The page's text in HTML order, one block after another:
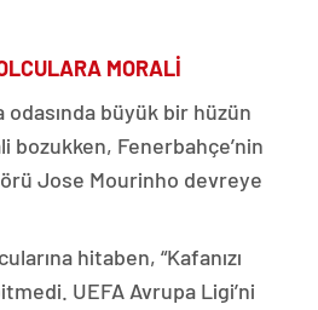
MORALİ
büyük bir hüzün
bozukken, Fenerbahçe’nin
Jose Mourinho devreye
hitaben, “Kafanızı
UEFA Avrupa Ligi’ni